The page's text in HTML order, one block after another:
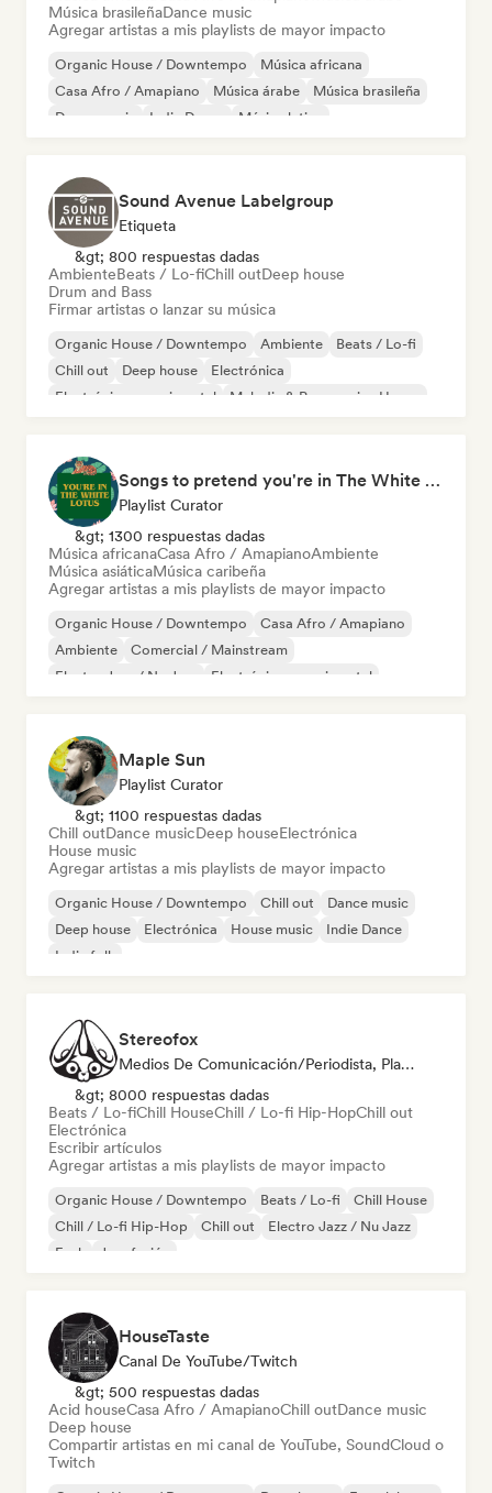
Música brasileñaDance music
Agregar artistas a mis playlists de mayor impacto
Organic House / Downtempo
Música africana
Casa Afro / Amapiano
Música árabe
Música brasileña
Dance music
Indie Dance Música latina
Sound Avenue Labelgroup
Etiqueta
&gt; 800 respuestas dadas
AmbienteBeats / Lo-fiChill outDeep house
Drum and Bass
Firmar artistas o lanzar su música
Organic House / Downtempo Ambiente
Beats / Lo-fi
Chill out
Deep house
Electrónica
Electrónica experimental
Melodic & Progressive House
Songs to pretend you're in The White Lotus
Playlist Curator
&gt; 1300 respuestas dadas
Música africanaCasa Afro / AmapianoAmbiente
Música asiáticaMúsica caribeña
Agregar artistas a mis playlists de mayor impacto
Organic House / Downtempo
Casa Afro / Amapiano
Ambiente
Comercial / Mainstream
Electro Jazz / Nu Jazz
Electrónica experimental
Maple Sun
Playlist Curator
&gt; 1100 respuestas dadas
Chill outDance musicDeep houseElectrónica
House music
Agregar artistas a mis playlists de mayor impacto
Organic House / Downtempo Chill out
Dance music
Deep house
Electrónica House music
Indie Dance
Indie folk
Stereofox
Medios De Comunicación/Periodista, Playlist Curator
&gt; 8000 respuestas dadas
Beats / Lo-fiChill HouseChill / Lo-fi Hip-HopChill out
Electrónica
Escribir artículos
Agregar artistas a mis playlists de mayor impacto
Organic House / Downtempo Beats / Lo-fi
Chill House
Chill / Lo-fi Hip-Hop
Chill out
Electro Jazz / Nu Jazz
Funk
Jazz fusión
HouseTaste
Canal De YouTube/Twitch
&gt; 500 respuestas dadas
Acid houseCasa Afro / AmapianoChill outDance music
Deep house
Compartir artistas en mi canal de YouTube, SoundCloud o
Twitch